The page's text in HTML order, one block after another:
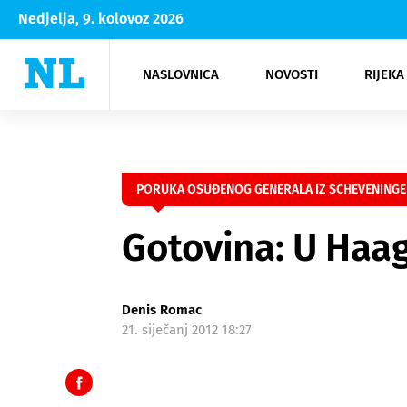
Nedjelja, 9. kolovoz 2026
NASLOVNICA NOVOSTI
Rijeka Opatija
NK
Moda
Kultura
PORUKA OSUĐENOG GENERALA IZ
Gotovina: U
Denis Romac
21. siječanj 2012 18:27